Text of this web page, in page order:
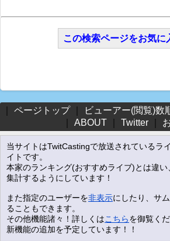
この検索ページをお気に
ページトップ｜ ビューアー(閲覧)数
ABOUT｜ Twitter｜
当サイトはTwitCastingで放送されているラ
イトです。
本家のランキング(おすすめライブ)とは違
集計するようにしています！
また指定のユーザーを非表示にしたり、サ
ることもできます。
その他機能諸々！詳しくはこちらを御覧く
新機能の追加を予定しています！！